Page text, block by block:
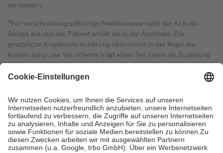
verlängern.
4Für verschreibungspflichtige Medikamente stellt der Arzt ein
Rezept aus und der Patient erhält sie in der Apotheke. Die
gesetzliche Krankenversicherung übernimmt in der Regel die
Kosten dafür, der Versicherte trägt einen Teil davon als Zuzahlung
mit.
Grundsätzlich leisten Mitglieder Zuzahlungen in Höhe von zehn
höchstens zehn Euro.
Es sind jedoch nie mehr als die tatsächlichen
Kosten der Leistung zu entrichten.
Diese Regeln gelten grundsätzlich auch für Online-Apotheken.
Bei Heilmitteln und häuslicher Krankenpflege beträgt die
Zuzahlung zehn Prozent der Kosten sowie zehn Euro je
Verordnung.